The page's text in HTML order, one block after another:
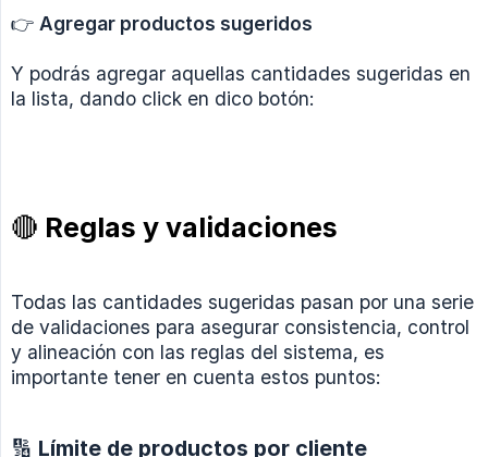
👉 Agregar productos sugeridos
Y podrás agregar aquellas cantidades sugeridas en
la lista, dando click en dico botón:
🔴 Reglas y validaciones
Todas las cantidades sugeridas pasan por una serie
de validaciones para asegurar consistencia, control
y alineación con las reglas del sistema, es
importante tener en cuenta estos puntos:
🔢 Límite de productos por cliente